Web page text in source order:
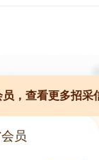
，查看更多招采
员